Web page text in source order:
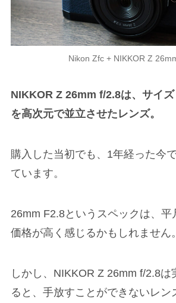
Nikon Zfc + NIKKOR Z
NIKKOR Z 26mm f/2.8は、サイズ
を高次元で並立させたレンズ。
購入した当初でも、1年経った今
ています。
26mm F2.8というスペックは、平
価格が高く感じるかもしれません。
しかし、NIKKOR Z 26mm f/2.8は
ると、手放すことができないレン